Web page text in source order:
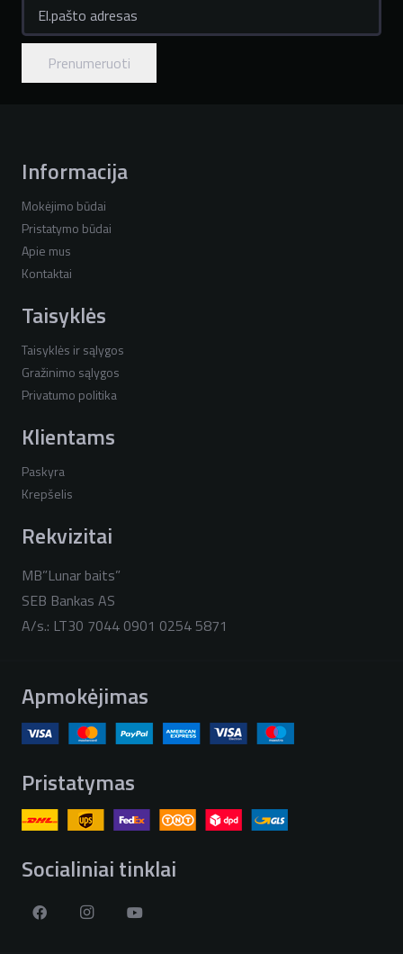
El.pašto adresas
Prenumeruoti
Informacija
Mokėjimo būdai
Pristatymo būdai
Apie mus
Kontaktai
Taisyklės
Taisyklės ir sąlygos
Gražinimo sąlygos
Privatumo politika
Klientams
Paskyra
Krepšelis
Rekvizitai
MB”Lunar baits”
SEB Bankas AS
A/s.: LT30 7044 0901 0254 5871
Apmokėjimas
Pristatymas
Socialiniai tinklai